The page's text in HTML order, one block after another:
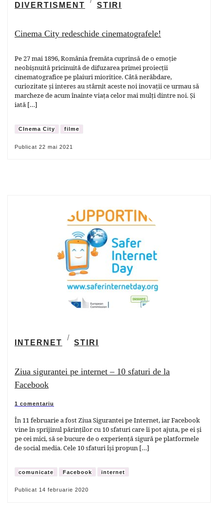
DIVERTISMENT STIRI
Cinema City redeschide cinematografele!
Pe 27 mai 1896, România fremăta cuprinsă de o emoție
neobișnuită pricinuită de difuzarea primei proiecții
cinematografice pe plaiuri mioritice. Câtă nerăbdare,
curiozitate și interes au stârnit aceste noi inovații ce urmau să
marcheze de acum înainte viața celor mai mulți dintre noi. Și
iată […]
CInema City filme
Publicat 22 mai 2021
INTERNET STIRI
Ziua sigurantei pe internet – 10 sfaturi de la
Facebook
1 comentariu
În 11 februarie a fost Ziua Sigurantei pe Internet, iar Facebook
vine în sprijinul părinților cu 10 sfaturi care îi pot ajuta, pe ei și
pe cei mici, să se bucure de o experiență sigură pe platformele
de social media. Cele 10 sfaturi își propun […]
comunicate Facebook internet
Publicat 14 februarie 2020